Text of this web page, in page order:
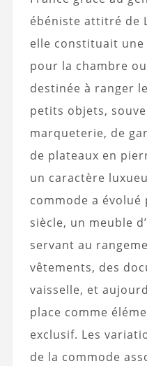
ébéniste attitré de
elle constituait une
pour la chambre
destinée à ranger
petits objets,
marqueterie, de
de plateaux en
un caractère
commode a évolué
siècle, un meuble
servant au
vêtements, des
vaisselle, et
place comme
exclusif. Les
de la commode